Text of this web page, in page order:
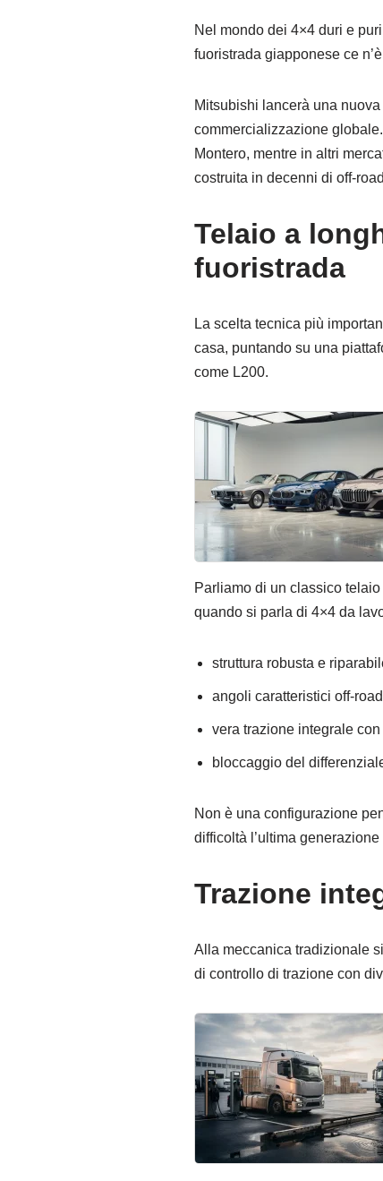
Nel mondo dei 4×4 duri e
fuoristrada giapponese ce
Mitsubishi lancerà una
commercializzazione
Montero, mentre in altri
costruita in decenni di off-
Telaio a
fuoristrada
La scelta tecnica più
casa, puntando su una
come L200.
Parliamo di un classico
quando si parla di 4×4 da
struttura robusta e
angoli caratteristici off-
vera trazione integrale con
bloccaggio del
Non è una configurazione
difficoltà l’ultima
Trazione
Alla meccanica tradizionale
di controllo di trazione con